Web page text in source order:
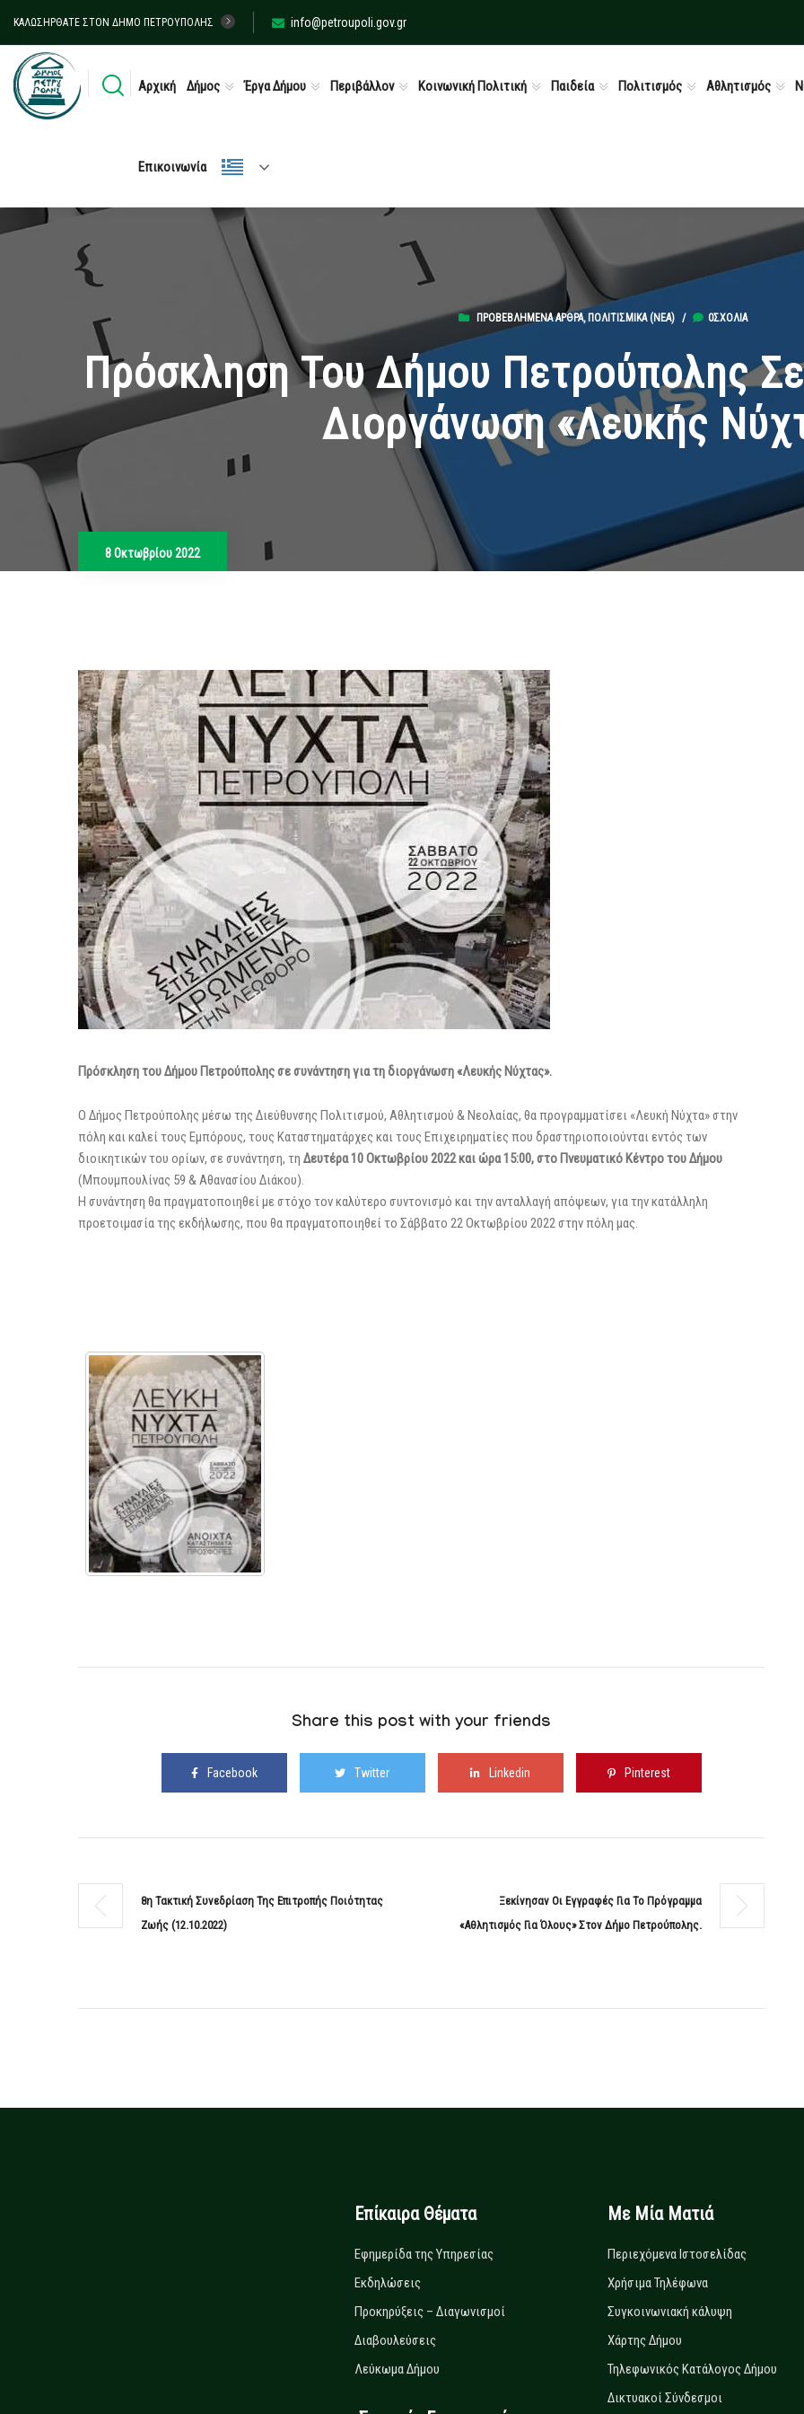
ΚΑΛΩΣΉΡΘΑΤΕ ΣΤΟΝ ΔΉΜΟ ΠΕΤΡΟΎΠΟΛΗΣ info@petroupoli.gov.gr
Αρχική Δήμος Έργα Δήμου Περιβάλλον Κοινωνική Πολιτική Παιδεία Πολιτισμός Αθλητισμός
Επικοινωνία
ΠΡΟΒΕΒΛΗΜΈΝΑ ΆΡΘΡΑ, ΠΟΛΙΤΙΣΜΙΚΆ (ΝΕΑ) / 0ΣΧΌΛΙΑ
Πρόσκληση Του Δήμου Πετρούπολης Σε
Διοργάνωση «Λευκής
8 Οκτωβρίου 2022
Πρόσκληση του Δήμου Πετρούπολης σε συνάντηση για τη διοργάνωση «Λευκής Νύχτας».
Ο Δήμος Πετρούπολης μέσω της Διεύθυνσης Πολιτισμού, Αθλητισμού & Νεολαίας, θα προγραμματίσει «Λευκή Νύχτα» στην
πόλη και καλεί τους Εμπόρους, τους Καταστηματάρχες και τους Επιχειρηματίες που δραστηριοποιούνται εντός των
διοικητικών του ορίων, σε συνάντηση, τη Δευτέρα 10 Οκτωβρίου 2022 και ώρα 15:00, στο Πνευματικό Κέντρο του Δήμου
(Μπουμπουλίνας 59 & Αθανασίου Διάκου).
Η συνάντηση θα πραγματοποιηθεί με στόχο τον καλύτερο συντονισμό και την ανταλλαγή απόψεων, για την κατάλληλη
προετοιμασία της εκδήλωσης, που θα πραγματοποιηθεί το Σάββατο 22 Οκτωβρίου 2022 στην πόλη μας.
Share this post with your friends
Facebook Twitter Linkedin Pinterest
8η Τακτική Συνεδρίαση Της Επιτροπής Ποιότητας
Ζωής (12.10.2022)
Ξεκίνησαν Οι Εγγραφές Για Το Πρόγραμμα
«Αθλητισμός Για Όλους» Στον Δήμο Πετρούπολης.
Επίκαιρα Θέματα
Εφημερίδα της Υπηρεσίας
Εκδηλώσεις
Προκηρύξεις – Διαγωνισμοί
Διαβουλεύσεις
Λεύκωμα Δήμου
Με Μία Ματιά
Περιεχόμενα Ιστοσελίδας
Χρήσιμα Τηλέφωνα
Συγκοινωνιακή κάλυψη
Χάρτης Δήμου
Τηλεφωνικός Κατάλογος Δήμου
Δικτυακοί Σύνδεσμοι